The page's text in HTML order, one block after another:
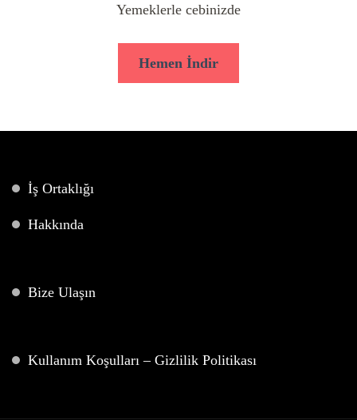
Yemeklerle cebinizde
Hemen İndir
İş Ortaklığı
Hakkında
Bize Ulaşın
Kullanım Koşulları – Gizlilik Politikası